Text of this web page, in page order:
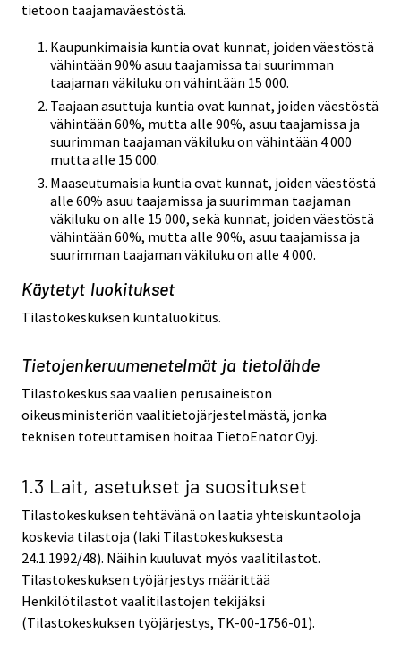
tietoon taajamaväestöstä.
Kaupunkimaisia kuntia ovat kunnat, joiden väestöstä
vähintään 90% asuu taajamissa tai suurimman
taajaman väkiluku on vähintään 15 000.
Taajaan asuttuja kuntia ovat kunnat, joiden väestöstä
vähintään 60%, mutta alle 90%, asuu taajamissa ja
suurimman taajaman väkiluku on vähintään 4 000
mutta alle 15 000.
Maaseutumaisia kuntia ovat kunnat, joiden väestöstä
alle 60% asuu taajamissa ja suurimman taajaman
väkiluku on alle 15 000, sekä kunnat, joiden väestöstä
vähintään 60%, mutta alle 90%, asuu taajamissa ja
suurimman taajaman väkiluku on alle 4 000.
Käytetyt luokitukset
Tilastokeskuksen kuntaluokitus.
Tietojenkeruumenetelmät ja tietolähde
Tilastokeskus saa vaalien perusaineiston
oikeusministeriön vaalitietojärjestelmästä, jonka
teknisen toteuttamisen hoitaa TietoEnator Oyj.
1.3 Lait, asetukset ja suositukset
Tilastokeskuksen tehtävänä on laatia yhteiskuntaoloja
koskevia tilastoja (laki Tilastokeskuksesta
24.1.1992/48). Näihin kuuluvat myös vaalitilastot.
Tilastokeskuksen työjärjestys määrittää
Henkilötilastot vaalitilastojen tekijäksi
(Tilastokeskuksen työjärjestys, TK-00-1756-01).